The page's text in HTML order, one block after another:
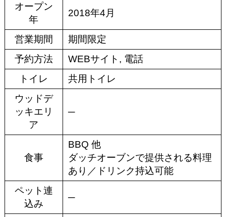
オープン
年
2018年4月
営業期間
期間限定
予約方法
WEBサイト, 電話
トイレ
共用トイレ
ウッドデ
ッキエリ
ア
─
食事
BBQ 他
ダッチオーブンで提供される料理
あり／ドリンク持込可能
ペット連
込み
─